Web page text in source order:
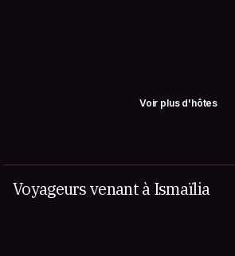
Voir plus d'hôtes
Voyageurs venant à Ismaïlia